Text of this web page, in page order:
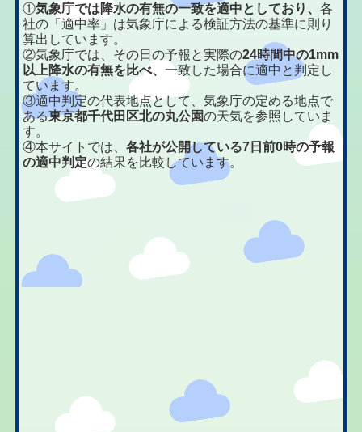
①気象庁では降水の有無の一致を適中としており、各
社の「適中率」は気象庁による検証方法の基準に則り
算出しています。
②気象庁では、その日の予報と実際の24時間中の1mm
以上降水の有無を比べ、一致した場合に適中と判定し
ています。
③適中判定の代表地点として、気象庁の定める地点で
ある東京都千代田区北の丸公園の天気を参照していま
す。
④本サイトでは、各社が公開している7日前0時の予報
の適中判定の結果を比較しています。